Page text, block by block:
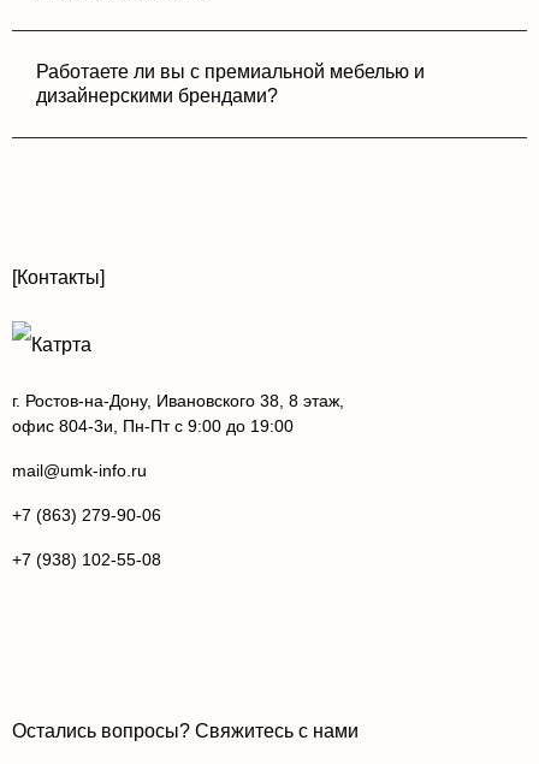
Работаете ли вы с премиальной мебелью и
дизайнерскими брендами?
[Контакты]
г. Ростов-на-Дону, Ивановского 38, 8 этаж,
офис 804-3и, Пн-Пт с 9:00 до 19:00
mail@umk-info.ru
+7 (863) 279-90-06
+7 (938) 102-55-08
Остались вопросы? Свяжитесь с нами